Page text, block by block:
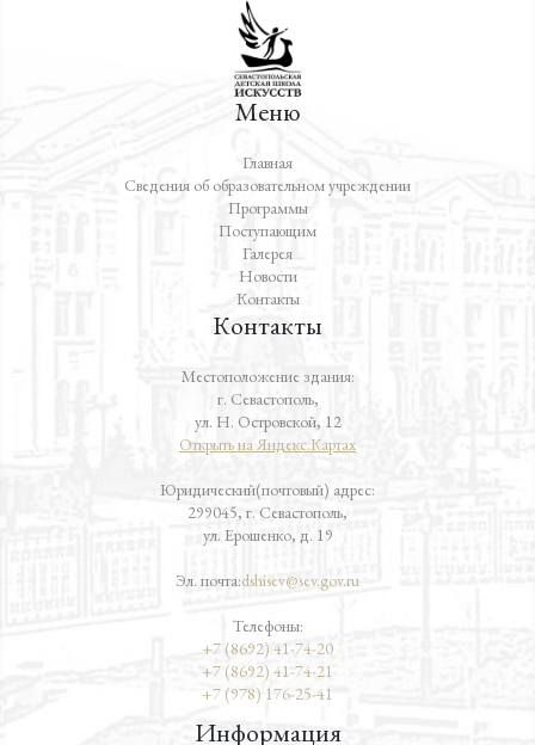
Меню
Главная
Сведения об образовательном учреждении
Программы
Поступающим
Галерея
Новости
Контакты
Контакты
Местоположение здания:
г. Севастополь,
ул. Н. Островской, 12
Открыть на Яндекс.Картах
Юридический(почтовый) адрес:
299045, г. Севастополь,
ул. Ерошенко, д. 19
Эл. почта:dshisev@sev.gov.ru
Телефоны:
+7 (8692) 41-74-20
+7 (8692) 41-74-21
+7 (978) 176-25-41
Информация